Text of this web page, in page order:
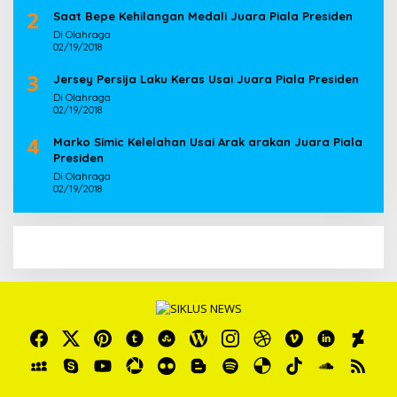
2 Saat Bepe Kehilangan Medali Juara Piala Presiden
Di Olahraga
02/19/2018
3 Jersey Persija Laku Keras Usai Juara Piala Presiden
Di Olahraga
02/19/2018
4
Marko Simic Kelelahan Usai Arak arakan Juara Piala
Presiden
Di Olahraga
02/19/2018